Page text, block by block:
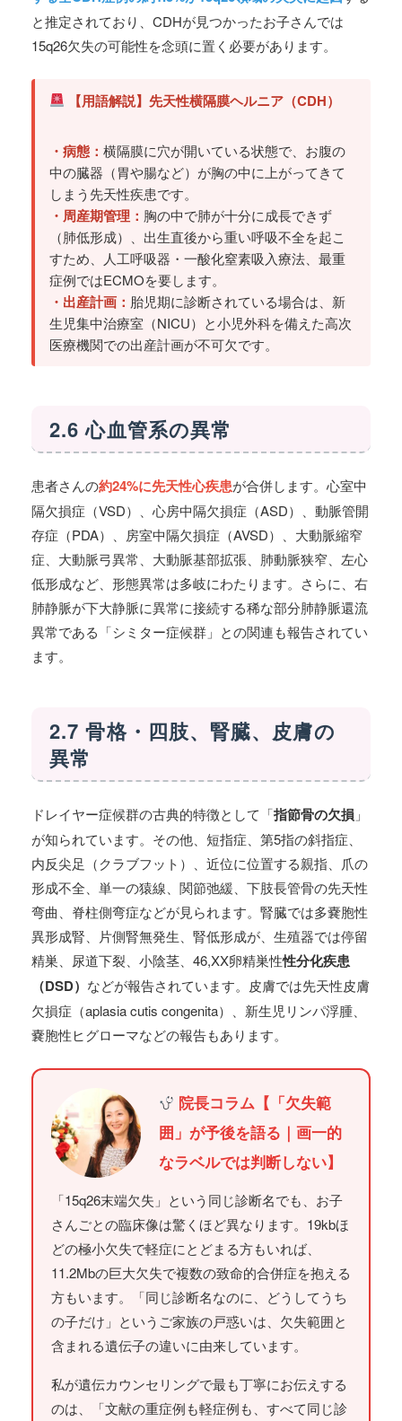
と推定されており、CDHが見つかったお子さんでは
15q26欠失の可能性を念頭に置く必要があります。
【用語解説】先天性横隔膜ヘルニア（CDH）
・病態： 横隔膜に穴が開いている状態で、お腹の
中の臓器（胃や腸など）が胸の中に上がってきて
しまう先天性疾患です。
・周産期管理： 胸の中で肺が十分に成長できず
（肺低形成）、出生直後から重い呼吸不全を起こ
すため、人工呼吸器・一酸化窒素吸入療法、最重
症例ではECMOを要します。
・出産計画： 胎児期に診断されている場合は、新
生児集中治療室（NICU）と小児外科を備えた高次
医療機関での出産計画が不可欠です。
2.6 心血管系の異常
患者さんの約24%に先天性心疾患が合併します。心室中
隔欠損症（VSD）、心房中隔欠損症（ASD）、動脈管開
存症（PDA）、房室中隔欠損症（AVSD）、大動脈縮窄
症、大動脈弓異常、大動脈基部拡張、肺動脈狭窄、左心
低形成など、形態異常は多岐にわたります。さらに、右
肺静脈が下大静脈に異常に接続する稀な部分肺静脈還流
異常である「シミター症候群」との関連も報告されてい
ます。
2.7 骨格・四肢、腎臓、皮膚の
異常
ドレイヤー症候群の古典的特徴として「指節骨の欠損 」
が知られています。その他、短指症、第5指の斜指症、
内反尖足（クラブフット）、近位に位置する親指、爪の
形成不全、単一の猿線、関節弛緩、下肢長管骨の先天性
弯曲、脊柱側弯症などが見られます。腎臓では多嚢胞性
異形成腎、片側腎無発生、腎低形成が、生殖器では停留
精巣、尿道下裂、小陰茎、46,XX卵精巣性性分化疾患
（DSD） などが報告されています。皮膚では先天性皮膚
欠損症（aplasia cutis congenita）、新生児リンパ浮腫、
嚢胞性ヒグローマなどの報告もあります。
院長コラム【「欠失範
囲」が予後を語る｜画一的
なラベルでは判断しない】
「15q26末端欠失」という同じ診断名でも、お子
さんごとの臨床像は驚くほど異なります。19kbほ
どの極小欠失で軽症にとどまる方もいれば、
11.2Mbの巨大欠失で複数の致命的合併症を抱える
方もいます。「同じ診断名なのに、どうしてうち
の子だけ」というご家族の戸惑いは、欠失範囲と
含まれる遺伝子の違いに由来しています。
私が遺伝カウンセリングで最も丁寧にお伝えする
のは、「文献の重症例も軽症例も、すべて同じ診